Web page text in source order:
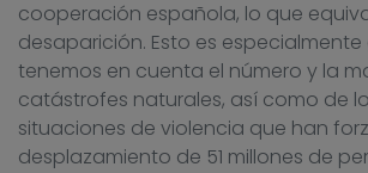
cooperación española, lo que
desaparición. Esto es especialmente
tenemos en cuenta el número y la
catástrofes naturales, así como de
situaciones de violencia que han
desplazamiento de 51 millones de